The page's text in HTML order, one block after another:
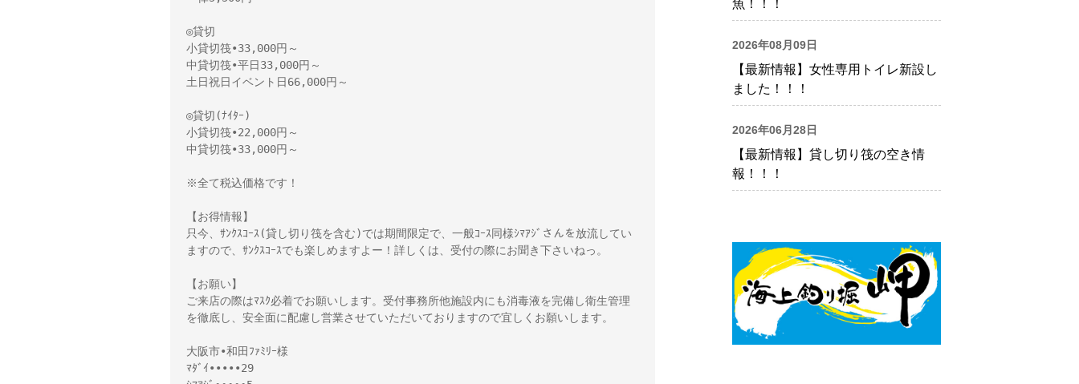
◎貸切
小貸切筏•33,000円～
中貸切筏•平日33,000円～
土日祝日イベント日66,000円～
◎貸切(ﾅｲﾀｰ)
小貸切筏•22,000円～
中貸切筏•33,000円～
※全て税込価格です！
【お得情報】
只今、ｻﾝｸｽｺｰｽ(貸し切り筏を含む)では期間限定で、一般ｺｰｽ同様ｼﾏｱｼﾞさんを放流してい
ますので、ｻﾝｸｽｺｰｽでも楽しめますよー！詳しくは、受付の際にお聞き下さいねっ。
【お願い】
ご来店の際はﾏｽｸ必着でお願いします。受付事務所他施設内にも消毒液を完備し衛生管理
を徹底し、安全面に配慮し営業させていただいておりますので宜しくお願いします。
大阪市•和田ﾌｧﾐﾘｰ様
ﾏﾀﾞｲ•••••29
魚！！！
2026年08月09日
【最新情報】女性専用トイレ新設し
ました！！！
2026年06月28日
【最新情報】貸し切り筏の空き情
報！！！